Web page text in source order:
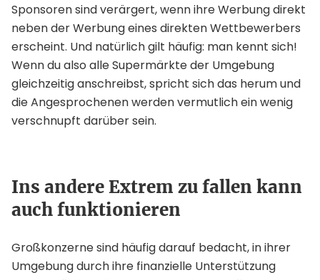
Sponsoren sind verärgert, wenn ihre Werbung direkt
neben der Werbung eines direkten Wettbewerbers
erscheint. Und natürlich gilt häufig: man kennt sich!
Wenn du also alle Supermärkte der Umgebung
gleichzeitig anschreibst, spricht sich das herum und
die Angesprochenen werden vermutlich ein wenig
verschnupft darüber sein.
Ins andere Extrem zu fallen kann
auch funktionieren
Großkonzerne sind häufig darauf bedacht, in ihrer
Umgebung durch ihre finanzielle Unterstützung